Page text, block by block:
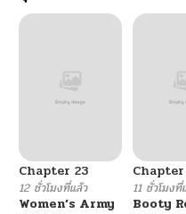
Chapter 23
12 ชั่วโมงที่แล้ว
Women’s Army
11 ชั่วโมงที่
Booty